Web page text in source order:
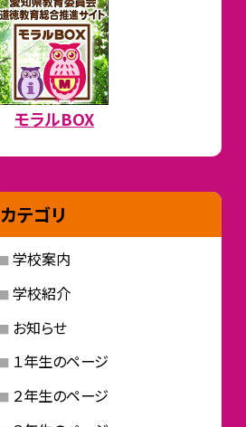
モラルBOX
カテゴリ
学校案内
学校紹介
お知らせ
１年生のページ
２年生のページ